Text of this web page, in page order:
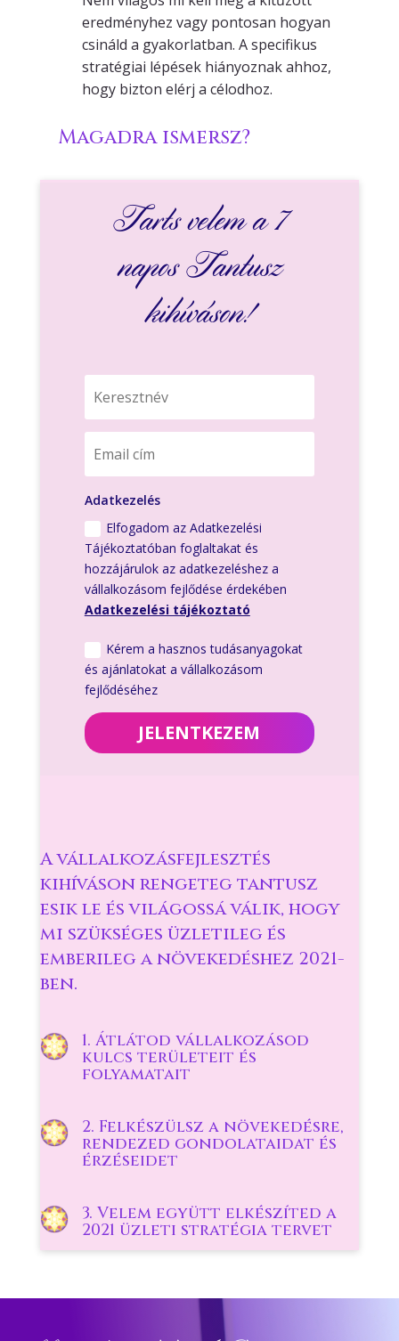
eredményhez vagy pontosan hogyan
csináld a gyakorlatban. A specifikus
stratégiai lépések hiányoznak ahhoz,
hogy bizton elérj a célodhoz.
Magadra ismersz?
Tarts velem a 7
napos Tantusz
kihíváson!
Adatkezelés
Elfogadom az Adatkezelési
Tájékoztatóban foglaltakat és
hozzájárulok az adatkezeléshez a
vállalkozásom fejlődése érdekében
Adatkezelési tájékoztató
Kérem a hasznos tudásanyagokat
és ajánlatokat a vállalkozásom
fejlődéséhez
JELENTKEZEM
A vállalkozásfejlesztés
kihíváson rengeteg tantusz
esik le és világossá válik, hogy
mi szükséges üzletileg és
emberileg a növekedéshez 2021-
ben.
1. Átlátod vállalkozásod
kulcs területeit és
folyamatait
2. Felkészülsz a növekedésre,
rendezed gondolataidat és
érzéseidet
3. Velem együtt elkészíted a
2021 üzleti stratégia tervet